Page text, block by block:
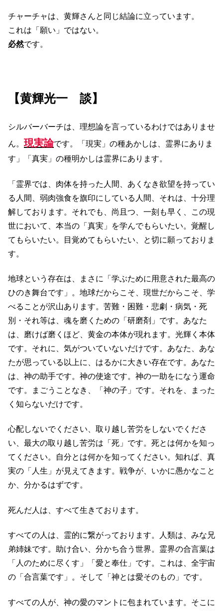
チャーチャは、黄輝さんと同じ結論に立っています。
これは「願い」ではない。
必然です。
【黄輝光一 談】
シルバーバーチは、理想論を言っているわけではありませ
ん。現実論です。「現実」の種あかしは、霊界にありま
す」「真実」の種明かしは霊界にあります。
「霊界では、肉体を持った人間、あくなき欲望を持ってい
る人間、弱肉強食を旗印にしている人間、それは、十分理
解しております。それでも、尚且つ、一刻も早く、この現
世において、本当の「真実」を学んでもらいたい。覚醒し
てもらいたい。目覚めてもらいたい、と切に願っておりま
す。
地球という存在は、まさに「学ぶために用意された最高の
ひのき舞台です」。地球だからこそ、現世だからこそ、学
べることが沢山あります。苦難・困難・悲劇・病気・死
別・それ等は、魂を磨くための「研磨剤」です。あなた
は、磨けば磨くほど、黄金の本体が現れます。光輝く本体
です。それに、気がついていないだけです。あなた、あな
たが思っている以上に、はるかに大きい存在です。あなた
は、神の助手です。神の使途です。神の一助をになう運命
です。まごうことなき、「神の子」です。それを、まった
く知らないだけです。
心配しないでください、取り越し苦労をしないでくださ
い、最大の取り越し苦労は「死」です。死とは何かを知っ
てください。自分とは何かを知ってください。知れば、真
実の「人生」が見えてきます。戦争が、いかに愚かなこと
か、分かるはずです。
死んだ人は、すべて生きております。
すべての人は、霊的に繋がっております。人類は、みな兄
弟姉妹です。助け合い、分かち合う世界。霊界の合言葉は
「人のために尽くす」「愛と奉仕」です。これは、全宇宙
の「合言葉です」。そして「神とは愛そのもの」です。
すべての人が、神の愛のマントに包まれています。そこに